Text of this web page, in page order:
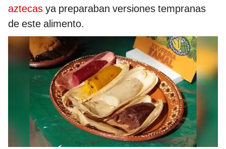
aztecas ya preparaban versiones tempranas
de este alimento.